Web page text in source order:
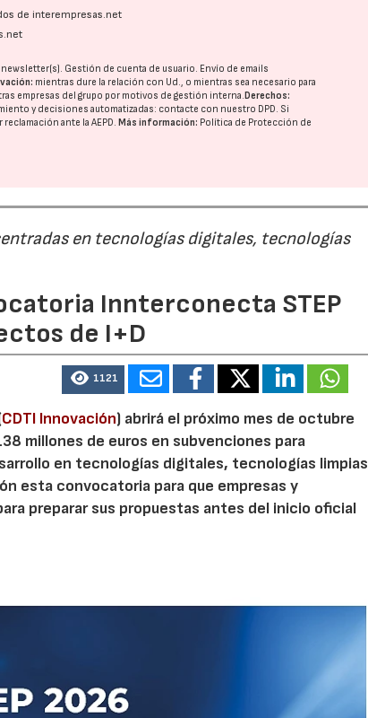
de interempresas.net
Gestión de cuenta de usuario. Envío de emails
mientras dure la relación con Ud., o mientras sea necesario para
empresas del grupo por motivos de gestión interna.Derechos:
y decisiones automatizadas: contacte con nuestro DPD. Si
reclamación ante laAEPD.Más información: Política de Protección de
en tecnologías digitales, tecnologías
Innterconecta STEP
de I+D
1121
CDTI Innovación) abrirá el próximo mes de octubre
millones de euros en subvenciones para
en tecnologías digitales, tecnologías limpias
esta convocatoria para que empresas y
preparar sus propuestas antes del inicio oficial